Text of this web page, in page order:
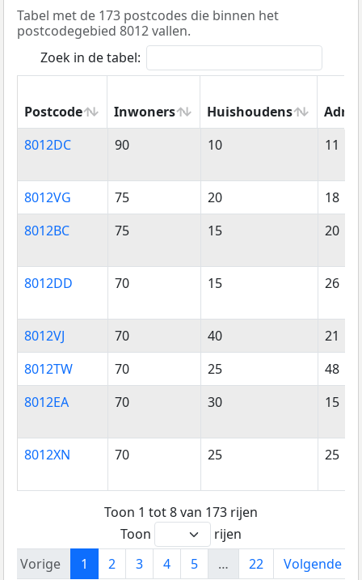
Tabel met de 173 postcodes die binnen het
postcodegebied 8012 vallen.
Zoek in de tabel:
Postcode Inwoners Huishoudens
Postcode
Inwoners Huishoudens
8012DC 90 10 11
8012VG 75 20
18
8012BC
75 15 20
8012DD 70 15 26
8012VJ 70 40
21
8012TW
70 25
48
8012EA
70 30 15
8012XN 70 25 25
Toon 1 tot 8 van 173 rijen
Toon
rijen
Vorige
1 2 3 4 5 … 22 Volgende